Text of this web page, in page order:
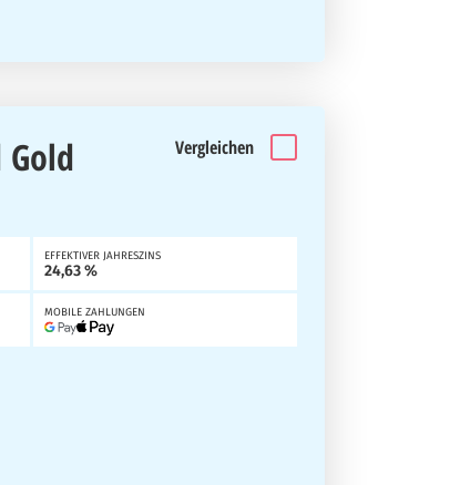
Vergleichen
EFFEKTIVER JAHRESZINS
24,63 %
MOBILE ZAHLUNGEN